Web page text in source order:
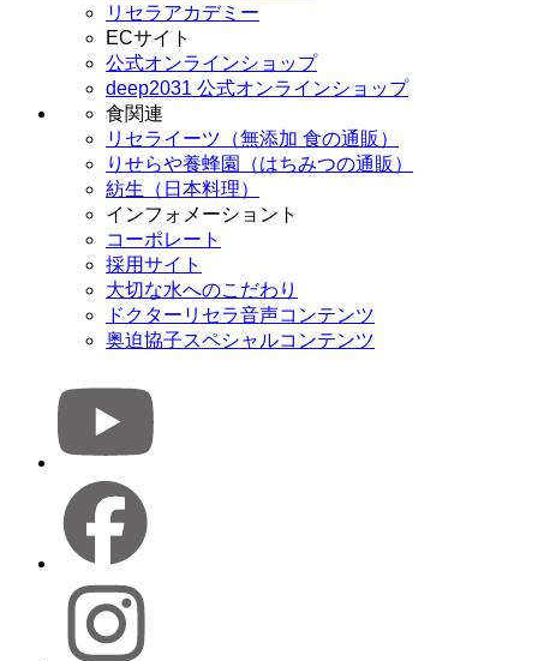
リセラアカデミー
ECサイト
公式オンラインショップ
deep2031 公式オンラインショップ
食関連
リセライーツ（無添加 食の通販）
りせらや養蜂園（はちみつの通販）
紡生（日本料理）
インフォメーショント
コーポレート
採用サイト
大切な水へのこだわり
ドクターリセラ音声コンテンツ
奥迫協子スペシャルコンテンツ